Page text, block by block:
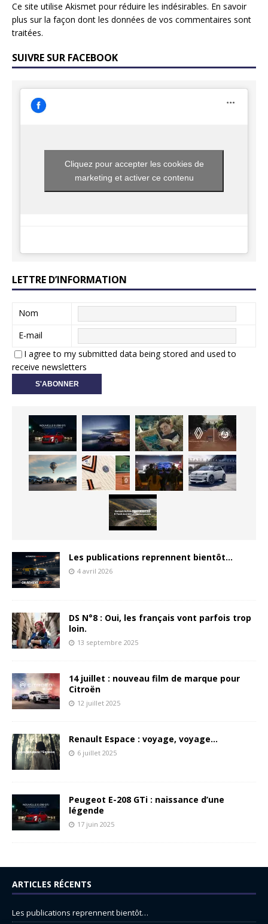
Ce site utilise Akismet pour réduire les indésirables. En savoir
plus sur la façon dont les données de vos commentaires sont
traitées.
SUIVRE SUR FACEBOOK
Cliquez pour accepter les cookies de
marketing et activer ce contenu
LETTRE D’INFORMATION
Nom
E-mail
I agree to my submitted data being stored and used to
receive newsletters
Les publications reprennent bientôt…
4 avril 2026
DS N°8 : Oui, les français vont parfois trop
loin.
13 septembre 2025
14 juillet : nouveau film de marque pour
Citroën
12 juillet 2025
Renault Espace : voyage, voyage…
6 juillet 2025
Peugeot E-208 GTi : naissance d’une
légende
17 juin 2025
ARTICLES RÉCENTS
Les publications reprennent bientôt…